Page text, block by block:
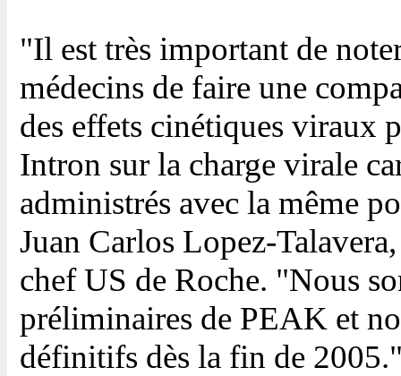
"Il est très important de
médecins de faire une
des effets cinétiques viraux
Intron sur la charge virale
administrés avec la même
Juan Carlos Lopez-
chef US de Roche. "Nous
préliminaires de PEAK et
définitifs dès la fin de